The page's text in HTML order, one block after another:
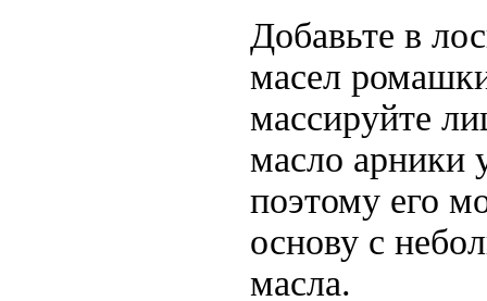
Добавьте в
масел
массируйте
масло арники
поэтому его
основу с
масла.